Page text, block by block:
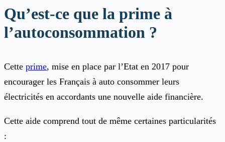
Qu’est-ce que la prime à
l’autoconsommation ?
Cette prime, mise en place par l’Etat en 2017 pour
encourager les Français à auto consommer leurs
électricités en accordants une nouvelle aide financière.
Cette aide comprend tout de même certaines particularités
: